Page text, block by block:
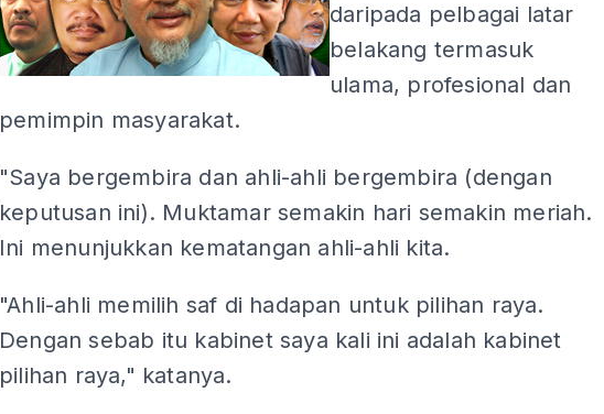
daripada pelbagai latar
belakang termasuk
ulama, profesional dan
pemimpin masyarakat.
"Saya bergembira dan ahli-ahli bergembira (dengan
keputusan ini). Muktamar semakin hari semakin meriah.
Ini menunjukkan kematangan ahli-ahli kita.
"Ahli-ahli memilih saf di hadapan untuk pilihan raya.
Dengan sebab itu kabinet saya kali ini adalah kabinet
pilihan raya," katanya.